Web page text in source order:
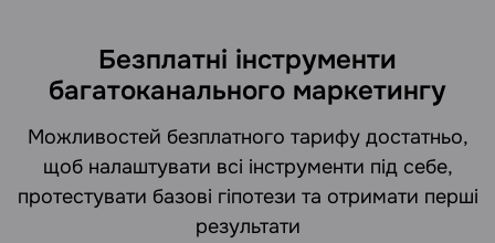
Безплатні інструменти
багатоканального маркетингу
Можливостей безплатного тарифу достатньо,
щоб налаштувати всі інструменти під себе,
протестувати базові гіпотези та отримати перші
результати